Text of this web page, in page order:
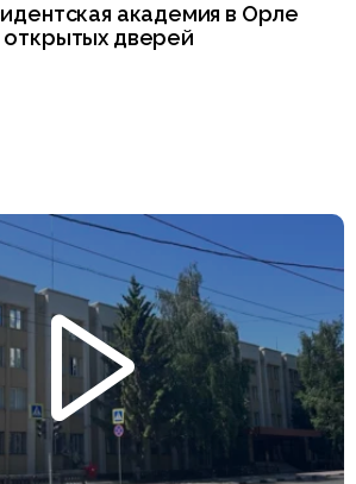
академия в Орле
дверей